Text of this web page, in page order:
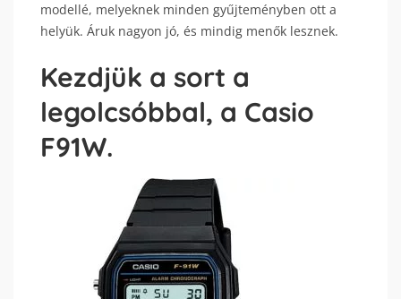
modellé, melyeknek minden gyűjteményben ott a
helyük. Áruk nagyon jó, és mindig menők lesznek.
Kezdjük a sort a
legolcsóbbal, a Casio
F91W.